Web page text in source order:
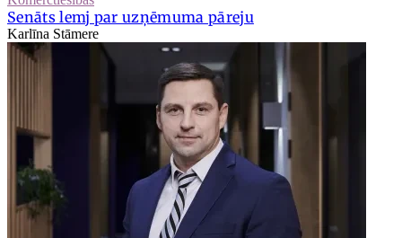
Senāts lemj par uzņēmuma pāreju
Karlīna Stāmere